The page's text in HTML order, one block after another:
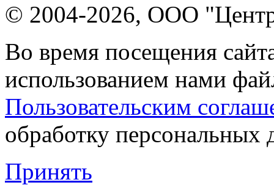
© 2004-2026, ООО "Центр
Во время посещения
использованием нами
Пользовательским
обработку персональных
Принять